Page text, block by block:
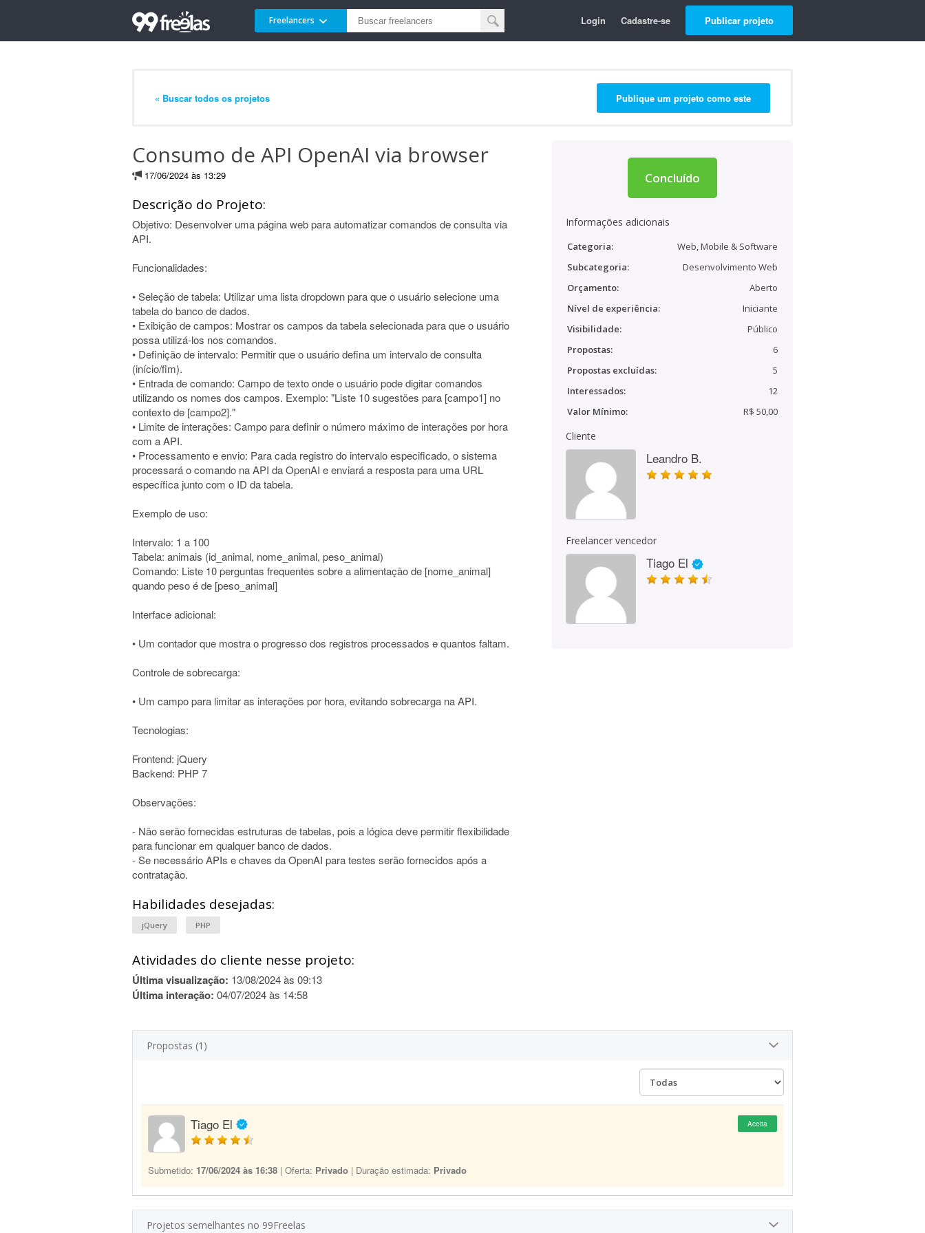
Freelancers Login Cadastre-se Publicar projeto
« Buscar todos os projetos Publique um projeto como este
Consumo de API OpenAI via browser
17/06/2024 às 13:29
Descrição do Projeto:
Objetivo: Desenvolver uma página web para automatizar comandos de consulta via
API.
Funcionalidades:
• Seleção de tabela: Utilizar uma lista dropdown para que o usuário selecione uma
tabela do banco de dados.
• Exibição de campos: Mostrar os campos da tabela selecionada para que o usuário
possa utilizá-los nos comandos.
• Definição de intervalo: Permitir que o usuário defina um intervalo de consulta
(início/fim).
• Entrada de comando: Campo de texto onde o usuário pode digitar comandos
utilizando os nomes dos campos. Exemplo: "Liste 10 sugestões para [campo1] no
contexto de [campo2]."
• Limite de interações: Campo para definir o número máximo de interações por hora
com a API.
• Processamento e envio: Para cada registro do intervalo especificado, o sistema
processará o comando na API da OpenAI e enviará a resposta para uma URL
específica junto com o ID da tabela.
Exemplo de uso:
Intervalo: 1 a 100
Tabela: animais (id_animal, nome_animal, peso_animal)
Comando: Liste 10 perguntas frequentes sobre a alimentação de [nome_animal]
quando peso é de [peso_animal]
Interface adicional:
• Um contador que mostra o progresso dos registros processados e quantos faltam.
Controle de sobrecarga:
• Um campo para limitar as interações por hora, evitando sobrecarga na API.
Tecnologias:
Frontend: jQuery
Backend: PHP 7
Observações:
- Não serão fornecidas estruturas de tabelas, pois a lógica deve permitir flexibilidade
para funcionar em qualquer banco de dados.
- Se necessário APIs e chaves da OpenAI para testes serão fornecidos após a
contratação.
Habilidades desejadas:
jQuery PHP
Atividades do cliente nesse projeto:
Última visualização: 13/08/2024 às 09:13
Última interação: 04/07/2024 às 14:58
Concluído
Informações adicionais
Categoria:
Web, Mobile & Software
Subcategoria:
Desenvolvimento Web
Orçamento:
Aberto
Nível de experiência:
Iniciante
Visibilidade:
Público
Propostas:
6
Propostas excluídas:
5
Interessados:
12
Valor Mínimo:
R$ 50,00
Cliente
Leandro B.
Freelancer vencedor
Tiago El
Propostas (1)
Tiago El Aceita
Submetido: 17/06/2024 às 16:38 | Oferta: Privado | Duração estimada: Privado
Projetos semelhantes no 99Freelas